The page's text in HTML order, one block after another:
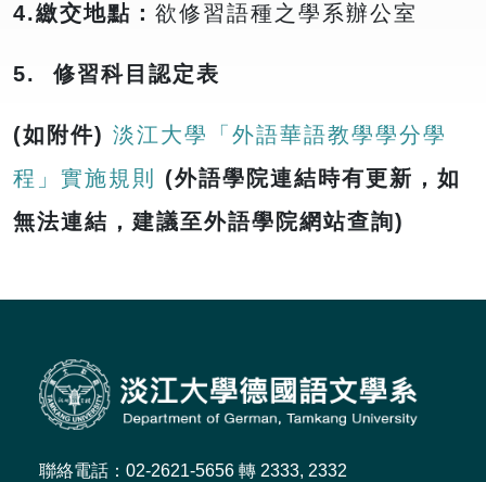
4.繳交地點： 欲修習語種之學系辦公室
5. 修習科目認定表
(如附件) 淡江大學「外語華語教學學分學
程」實施規則
(外語學院連結時有更新，如
無法連結，建議至外語學院網站查詢)
聯絡電話：02-2621-5656 轉 2333, 2332